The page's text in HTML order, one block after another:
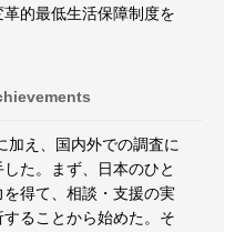
的最低生活保障制度を
加え、国内外での調査に
た。まず、日本のひと
得て、相談・支援の実
ることから始めた。そ